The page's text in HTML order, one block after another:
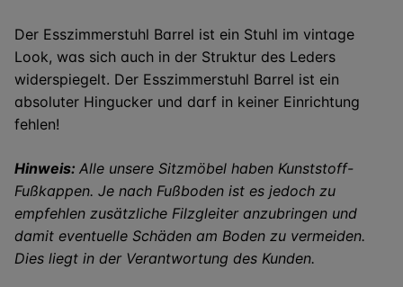
Der Esszimmerstuhl Barrel ist ein Stuhl im vintage
Look, was sich auch in der Struktur des Leders
widerspiegelt. Der Esszimmerstuhl Barrel ist ein
absoluter Hingucker und darf in keiner Einrichtung
fehlen!
Hinweis: Alle unsere Sitzmöbel haben Kunststoff-
Fußkappen. Je nach Fußboden ist es jedoch zu
empfehlen zusätzliche Filzgleiter anzubringen und
damit eventuelle Schäden am Boden zu vermeiden.
Dies liegt in der Verantwortung des Kunden.